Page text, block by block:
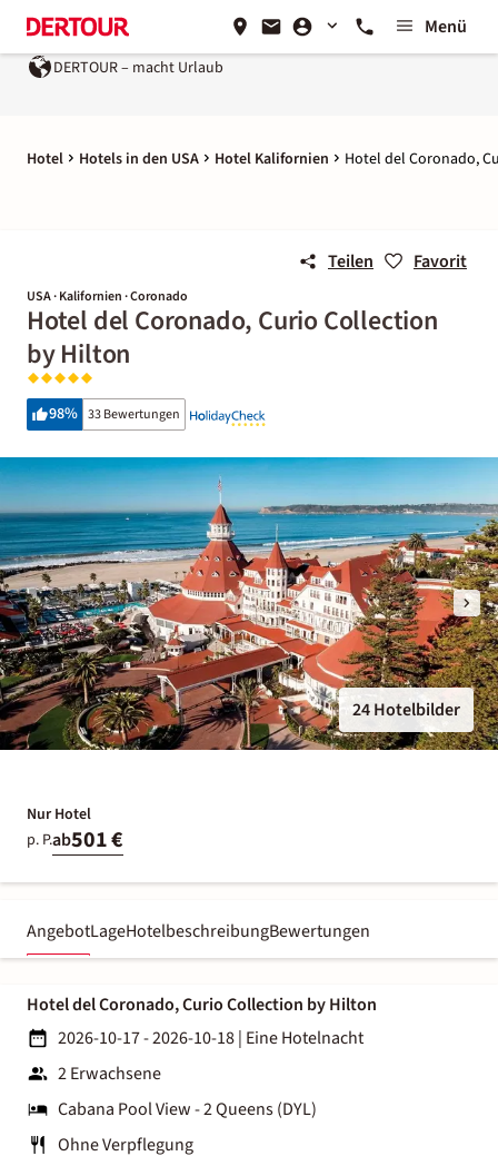
Menü
DERTOUR – macht Urlaub
Hotel Hotels in den USA Hotel Kalifornien Hotel del Coronado,
Teilen Favorit
USA · Kalifornien · Coronado
Hotel del Coronado, Curio Collection
by Hilton
98% 33 Bewertungen
24 Hotelbilder
Nur Hotel
p. P.ab501 €
AngebotLageHotelbeschreibungBewertungen
Hotel del Coronado, Curio Collection by Hilton
2026-10-17 - 2026-10-18| Eine Hotelnacht
2 Erwachsene
Cabana Pool View - 2 Queens (DYL)
Ohne Verpflegung